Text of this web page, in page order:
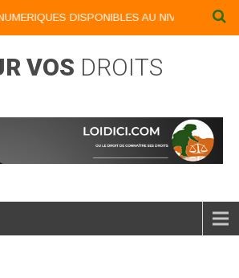
DISPONIBLES AU NIVEAU DU
VOS DROITS